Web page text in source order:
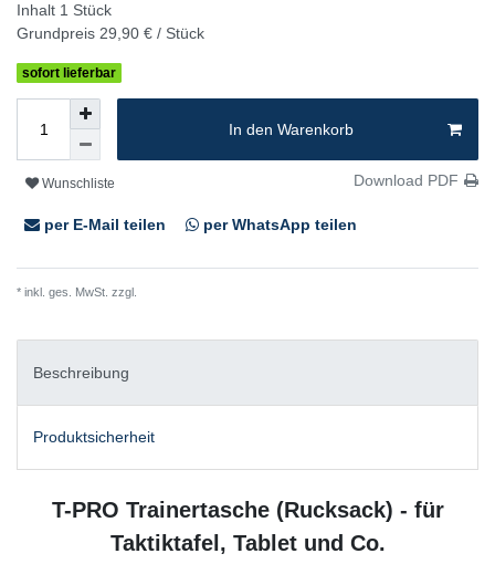
Inhalt 1 Stück
Grundpreis 29,90 € / Stück
sofort lieferbar
In den Warenkorb
Wunschliste Download PDF
per E-Mail teilen per WhatsApp teilen
* inkl. ges. MwSt. zzgl.
Beschreibung
Produktsicherheit
T-PRO Trainertasche (Rucksack) - für
Taktiktafel, Tablet und Co.